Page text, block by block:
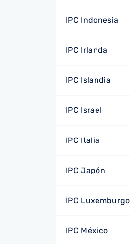
IPC Indonesia
IPC Irlanda
IPC Islandia
IPC Israel
IPC Italia
IPC Japón
IPC Luxemburgo
IPC México